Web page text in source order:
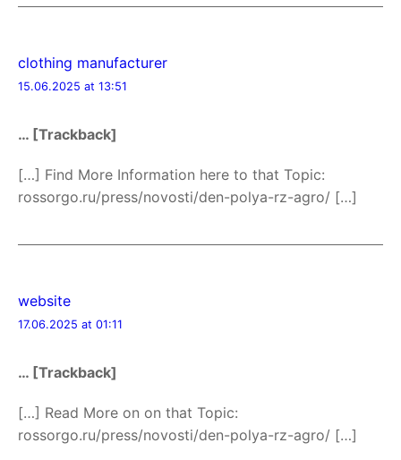
clothing manufacturer
15.06.2025 at 13:51
… [Trackback]
[…] Find More Information here to that Topic:
rossorgo.ru/press/novosti/den-polya-rz-agro/ […]
website
17.06.2025 at 01:11
… [Trackback]
[…] Read More on on that Topic:
rossorgo.ru/press/novosti/den-polya-rz-agro/ […]